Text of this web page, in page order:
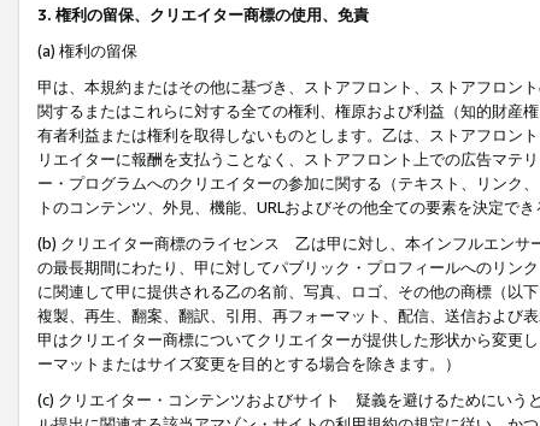
3. 権利の留保、クリエイター商標の使用、免責
(a) 権利の留保
甲は、本規約またはその他に基づき、ストアフロント、ストアフロン
関するまたはこれらに対する全ての権利、権原および利益（知的財産
有者利益または権利を取得しないものとします。乙は、ストアフロン
リエイターに報酬を支払うことなく、ストアフロント上での広告マテ
ー・プログラムへのクリエイターの参加に関する（テキスト、リンク
トのコンテンツ、外見、機能、URLおよびその他全ての要素を決定で
(b) クリエイター商標のライセンス 乙は甲に対し、本インフルエンサ
の最長期間にわたり、甲に対してパブリック・プロフィールへのリン
に関連して甲に提供される乙の名前、写真、ロゴ、その他の商標（以
複製、再生、翻案、翻訳、引用、再フォーマット、配信、送信および
甲はクリエイター商標についてクリエイターが提供した形状から変更
ーマットまたはサイズ変更を目的とする場合を除きます。）
(c) クリエイター・コンテンツおよびサイト 疑義を避けるためにいう